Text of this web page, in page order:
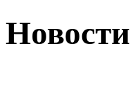
Новости